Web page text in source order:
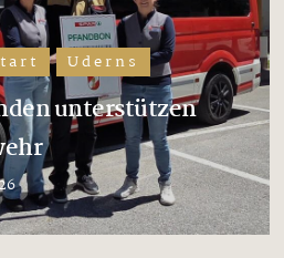
Uderns
unterstützen